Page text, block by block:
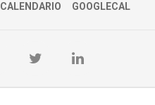
CALENDARIO GOOGLECAL